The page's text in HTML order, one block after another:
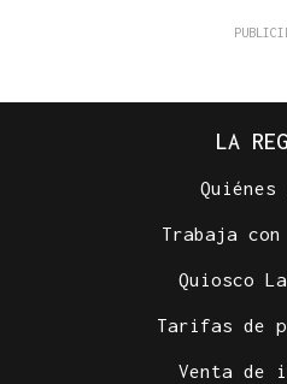
LA
Quiénes
Trabaja
Quiosco
Tarifas de
Venta de